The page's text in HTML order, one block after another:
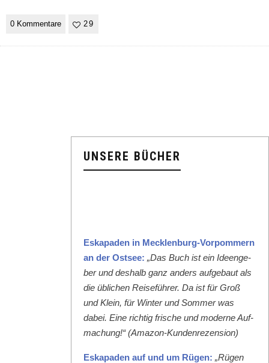
0 Kommentare 29
UNSERE BÜCHER
Eska­paden in Meck­len­burg-Vor­pom­mern
an der Ost­see: „Das Buch ist ein Ideenge­
ber und deshalb ganz anders aufge­baut als
die üblichen Reise­führer. Da ist für Groß
und Klein, für Win­ter und Som­mer was
dabei. Eine richtig frische und mod­erne Auf­
machung!“ (Ama­zon-Kun­den­rezen­sion)
Eska­paden auf und um Rügen: „Rügen